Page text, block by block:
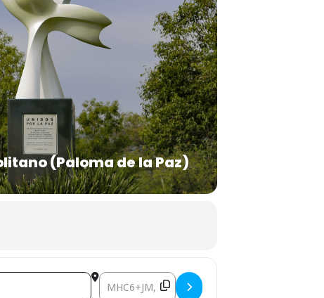
(Paloma de la Paz)
Destination Address - CINEMALIVE []